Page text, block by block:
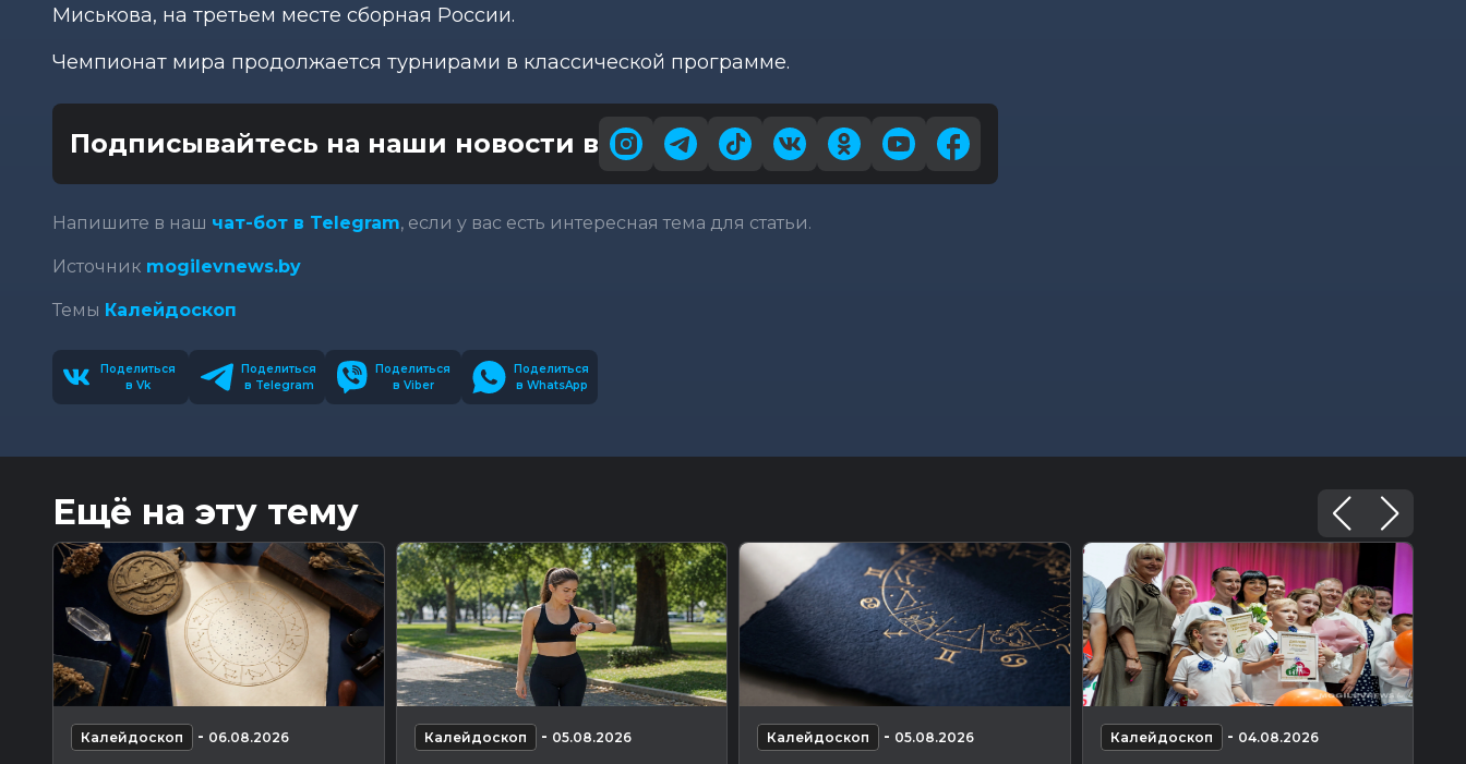
Миськова, на третьем месте сборная России.
Чемпионат мира продолжается турнирами в классической программе.
Подписывайтесь на наши новости в
Напишите в наш чат-бот в Telegram, если у вас есть интересная тема для статьи.
Источник mogilevnews.by
Темы Калейдоскоп
Поделиться
в Vk
Поделиться
в Telegram
Поделиться
в Viber
Поделиться
в WhatsApp
Ещё на эту тему
Калейдоскоп - 06.08.2026 Калейдоскоп - 05.08.2026 Калейдоскоп - 05.08.2026 Калейдоскоп - 04.08.2026